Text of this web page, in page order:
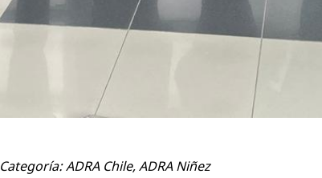
Categoría:ADRA Chile,ADRA Niñez